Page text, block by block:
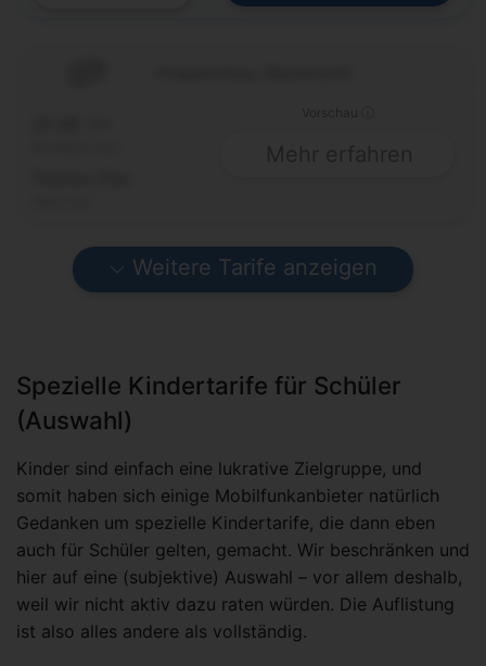
Weitere Tarife anzeigen
Spezielle Kindertarife für Schüler
(Auswahl)
Kinder sind einfach eine lukrative Zielgruppe, und
somit haben sich einige Mobilfunkanbieter natürlich
Gedanken um spezielle Kindertarife, die dann eben
auch für Schüler gelten, gemacht. Wir beschränken und
hier auf eine (subjektive) Auswahl – vor allem deshalb,
weil wir nicht aktiv dazu raten würden. Die Auflistung
ist also alles andere als vollständig.